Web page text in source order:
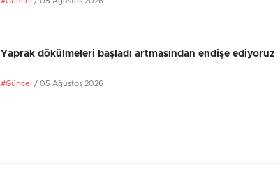
Yaprak dökülmeleri başladı artmasından endişe ediyoruz
#Güncel / 05 Ağustos 2026